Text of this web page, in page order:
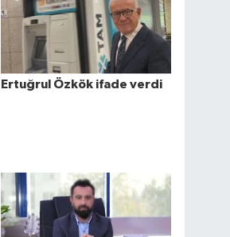
Ertuğrul Özkök ifade verdi